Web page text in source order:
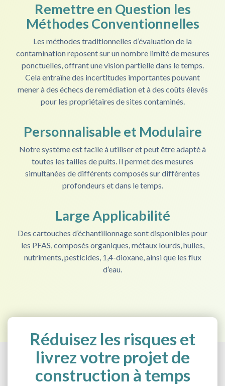
Remettre en Question les
Méthodes Conventionnelles
Les méthodes traditionnelles d’évaluation de la
contamination reposent sur un nombre limité de mesures
ponctuelles, offrant une vision partielle dans le temps.
Cela entraîne des incertitudes importantes pouvant
mener à des échecs de remédiation et à des coûts élevés
pour les propriétaires de sites contaminés.
Personnalisable et Modulaire
Notre système est facile à utiliser et peut être adapté à
toutes les tailles de puits. Il permet des mesures
simultanées de différents composés sur différentes
profondeurs et dans le temps.
Large Applicabilité
Des cartouches d’échantillonnage sont disponibles pour
les PFAS, composés organiques, métaux lourds, huiles,
nutriments, pesticides, 1,4-dioxane, ainsi que les flux
d’eau.
Réduisez les risques et
livrez votre projet de
construction à temps